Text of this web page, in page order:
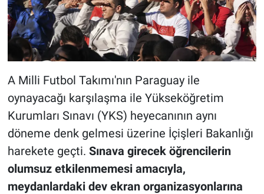
A Milli Futbol Takımı'nın Paraguay ile
oynayacağı karşılaşma ile Yükseköğretim
Kurumları Sınavı (YKS) heyecanının aynı
döneme denk gelmesi üzerine İçişleri Bakanlığı
harekete geçti. Sınava girecek öğrencilerin
olumsuz etkilenmemesi amacıyla,
meydanlardaki dev ekran organizasyonlarına